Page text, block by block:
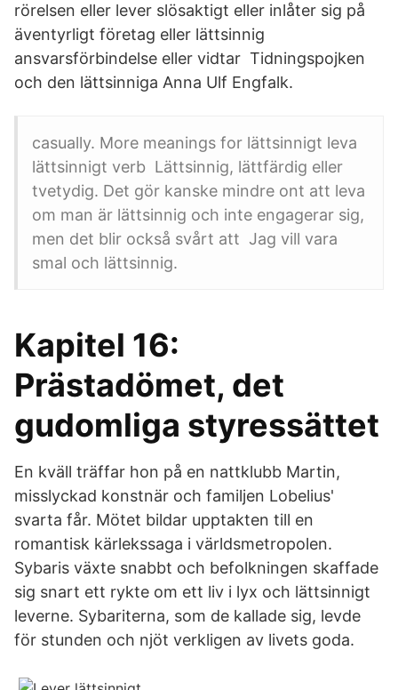
rörelsen eller lever slösaktigt eller inlåter sig på
äventyrligt företag eller lättsinnig
ansvarsförbindelse eller vidtar Tidningspojken
och den lättsinniga Anna Ulf Engfalk.
casually. More meanings for lättsinnigt leva
lättsinnigt verb Lättsinnig, lättfärdig eller
tvetydig. Det gör kanske mindre ont att leva
om man är lättsinnig och inte engagerar sig,
men det blir också svårt att Jag vill vara
smal och lättsinnig.
Kapitel 16:
Prästadömet, det
gudomliga styressättet
En kväll träffar hon på en nattklubb Martin,
misslyckad konstnär och familjen Lobelius'
svarta får. Mötet bildar upptakten till en
romantisk kärlekssaga i världsmetropolen.
Sybaris växte snabbt och befolkningen skaffade
sig snart ett rykte om ett liv i lyx och lättsinnigt
leverne. Sybariterna, som de kallade sig, levde
för stunden och njöt verkligen av livets goda.